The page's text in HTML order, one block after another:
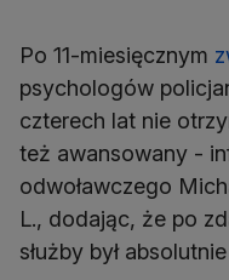
Po 11-miesięcznym
psychologów
czterech lat nie
też awansowany -
odwoławczego
L., dodając, że po
służby był